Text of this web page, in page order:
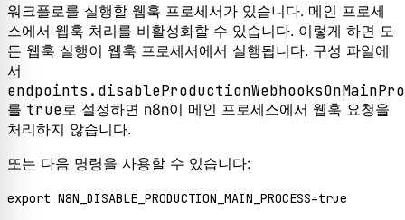
워크플로를 실행할 웹훅 프로세서가 있습니다. 메인 프로세
스에서 웹훅 처리를 비활성화할 수 있습니다. 이렇게 하면 모
든 웹훅 실행이 웹훅 프로세서에서 실행됩니다. 구성 파일에
서
를 true로 설정하면 n8n이 메인 프로세스에서 웹훅 요청을
처리하지 않습니다.
또는 다음 명령을 사용할 수 있습니다:
export N8N_DISABLE_PRODUCTION_MAIN_PROCESS=true